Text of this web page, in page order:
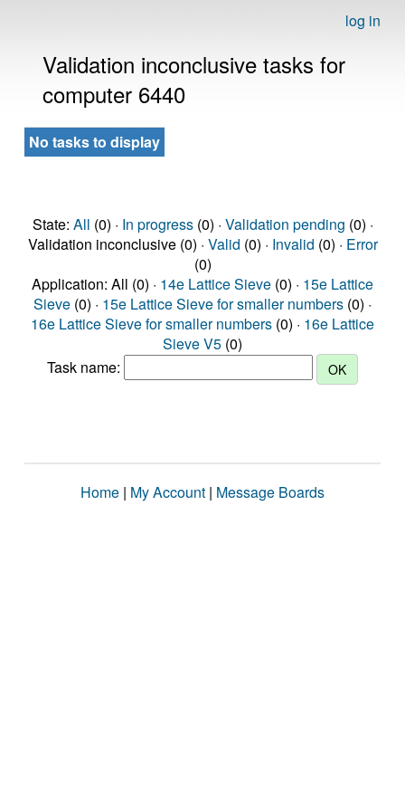
log in
Validation inconclusive tasks for
computer 6440
No tasks to display
State: All (0) · In progress(0) · Validation pending (0) ·
Validation inconclusive (0) · Valid (0) · Invalid (0) · Error
(0)
Application: All (0) · 14e Lattice Sieve (0) · 15e Lattice
Sieve (0) · 15e Lattice Sieve for smaller numbers (0) ·
16e Lattice Sieve for smaller numbers (0) · 16e Lattice
Sieve V5 (0)
Task name:
Home | My Account | Message Boards